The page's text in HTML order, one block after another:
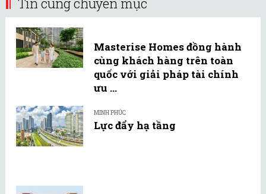
Masterise Homes đồng hành
cùng khách hàng trên toàn
quốc với giải pháp tài chính
ưu ...
MINH PHÚC
Lực đẩy hạ tầng